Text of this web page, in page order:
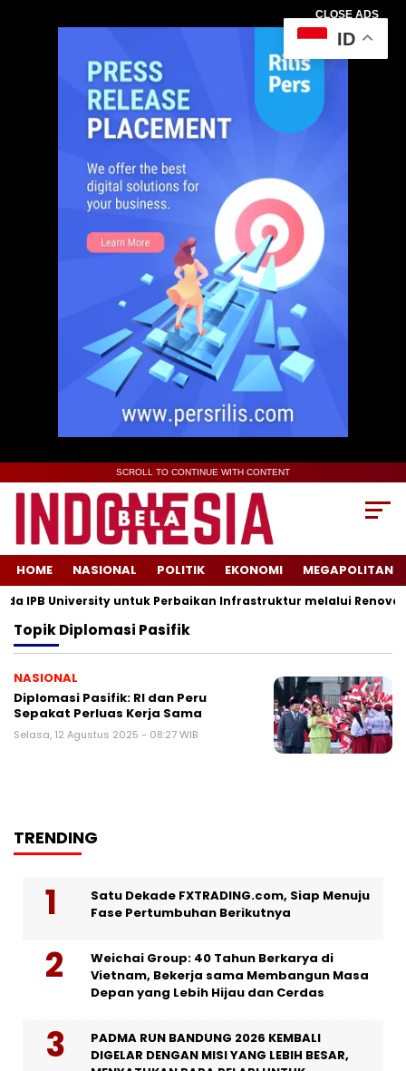
CLOSE ADS
SCROLL TO CONTINUE WITH CONTENT
HOME NASIONAL POLITIK EKONOMI MEGAPOLITAN
IPB University untuk Perbaikan Infrastruktur melalui Renovasi
TopikDiplomasi Pasifik
NASIONAL
Diplomasi Pasifik: RI dan Peru
Sepakat Perluas Kerja Sama
Selasa, 12 Agustus 2025 - 08:27 WIB
TRENDING
Satu Dekade FXTRADING.com, Siap Menuju
Fase Pertumbuhan Berikutnya
Weichai Group: 40 Tahun Berkarya di
Vietnam, Bekerja sama Membangun Masa
Depan yang Lebih Hijau dan Cerdas
PADMA RUN BANDUNG 2026 KEMBALI
DIGELAR DENGAN MISI YANG LEBIH BESAR,
ID